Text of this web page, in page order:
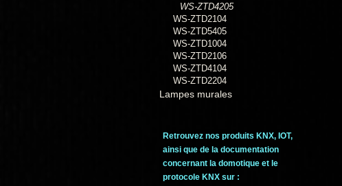
WS-ZTD4205
WS-ZTD2104
WS-ZTD5405
WS-ZTD1004
WS-ZTD2106
WS-ZTD4104
WS-ZTD2204
Lampes murales
Retrouvez nos produits KNX, IOT,
ainsi que de la documentation
concernant la domotique et le
protocole KNX sur :